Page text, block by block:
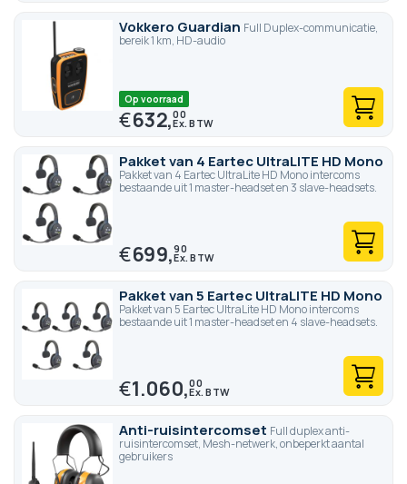
Vokkero Guardian Full Duplex-communicatie,
bereik 1 km, HD-audio
Op voorraad
€632,00
Pakket van 4 Eartec UltraLITE HD Mono
Pakket van 4 Eartec UltraLite HD Mono intercoms
bestaande uit 1 master-headset en 3 slave-headsets.
€699,90
Pakket van 5 Eartec UltraLITE HD Mono
Pakket van 5 Eartec UltraLite HD Mono intercoms
bestaande uit 1 master-headset en 4 slave-headsets.
€1.060,00
Anti-ruisintercomset Full duplex anti-
ruisintercomset, Mesh-netwerk, onbeperkt aantal
gebruikers